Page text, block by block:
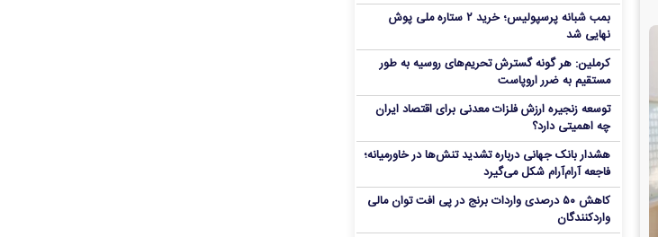
بمب شبانه پرسپولیس؛ خرید ۲ ستاره ملی پوش
نهایی شد
کرملین: هر گونه گسترش تحریم‌های روسیه به طور
مستقیم به ضرر اروپاست
توسعه زنجیره ارزش فلزات معدنی برای اقتصاد ایران
چه اهمیتی دارد؟
هشدار بانک جهانی درباره تشدید تنش‌ها در خاورمیانه؛
فاجعه آرام‌آرام شکل می‌گیرد
کاهش ۵۰ درصدی واردات برنج در پی افت توان مالی
واردکنندگان